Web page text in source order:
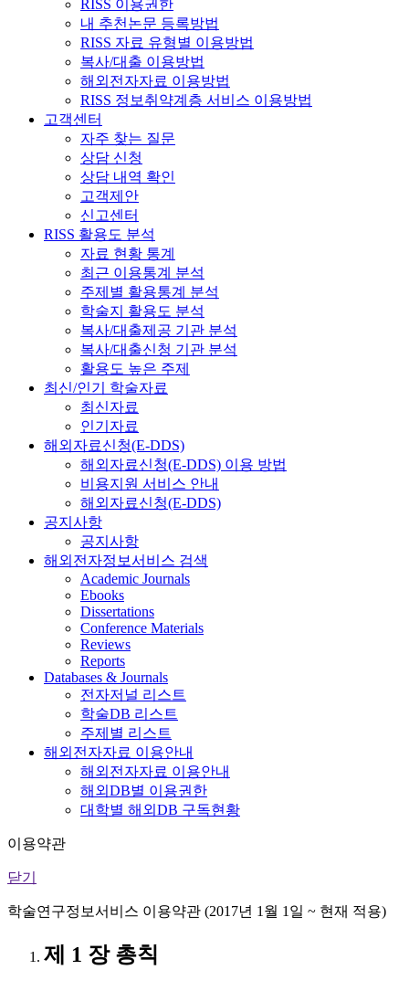
RISS 이용권한
내 추천논문 등록방법
RISS 자료 유형별 이용방법
복사/대출 이용방법
해외전자자료 이용방법
RISS 정보취약계층 서비스 이용방법
고객센터
자주 찾는 질문
상담 신청
상담 내역 확인
고객제안
신고센터
RISS 활용도 분석
자료 현황 통계
최근 이용통계 분석
주제별 활용통계 분석
학술지 활용도 분석
복사/대출제공 기관 분석
복사/대출신청 기관 분석
활용도 높은 주제
최신/인기 학술자료
최신자료
인기자료
해외자료신청(E-DDS)
해외자료신청(E-DDS) 이용 방법
비용지원 서비스 안내
해외자료신청(E-DDS)
공지사항
공지사항
해외전자정보서비스 검색
Academic Journals
Ebooks
Dissertations
Conference Materials
Reviews
Reports
Databases & Journals
전자저널 리스트
학술DB 리스트
주제별 리스트
해외전자자료 이용안내
해외전자자료 이용안내
해외DB별 이용권한
대학별 해외DB 구독현황
이용약관
닫기
학술연구정보서비스 이용약관 (2017년 1월 1일 ~ 현재 적용)
제 1 장 총칙